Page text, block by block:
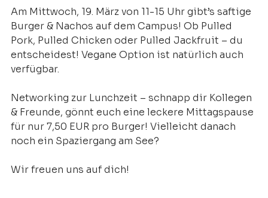
Am Mittwoch, 19. März von 11-15 Uhr gibt’s saftige
Burger & Nachos auf dem Campus! Ob Pulled
Pork, Pulled Chicken oder Pulled Jackfruit – du
entscheidest! Vegane Option ist natürlich auch
verfügbar.
Networking zur Lunchzeit – schnapp dir Kollegen
& Freunde, gönnt euch eine leckere Mittagspause
für nur 7,50 EUR pro Burger! Vielleicht danach
noch ein Spaziergang am See?
Wir freuen uns auf dich!